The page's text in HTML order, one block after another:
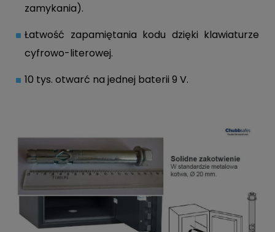
zamykania).
Łatwość zapamiętania kodu dzięki klawiaturze
cyfrowo-literowej.
10 tys. otwarć na jednej baterii 9 V.